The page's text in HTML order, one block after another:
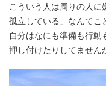
こういう人は周りの人に
孤立している」なんてこ
自分はなにも準備も行
押し付けたりしてません